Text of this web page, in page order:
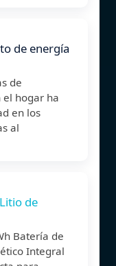
de energía
de
hogar ha
en los
al
de
Batería de
Integral